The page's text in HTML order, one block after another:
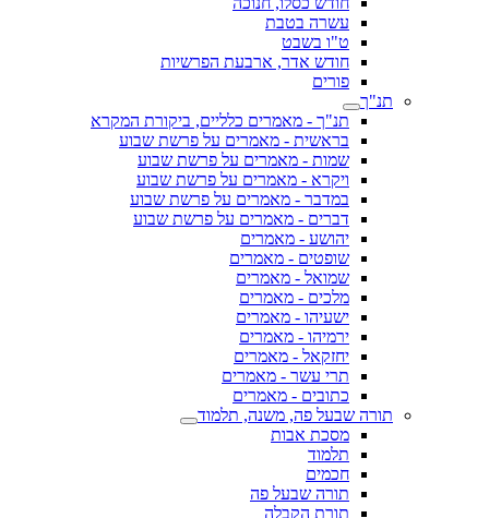
עשרה בטבת
ט"ו בשבט
חודש אדר, ארבעת הפרשיות
פורים
תנ"ך
תנ"ך - מאמרים כלליים, ביקורת המקרא
בראשית - מאמרים על פרשת שבוע
שמות - מאמרים על פרשת שבוע
ויקרא - מאמרים על פרשת שבוע
במדבר - מאמרים על פרשת שבוע
דברים - מאמרים על פרשת שבוע
יהושע - מאמרים
שופטים - מאמרים
שמואל - מאמרים
מלכים - מאמרים
ישעיהו - מאמרים
ירמיהו - מאמרים
יחזקאל - מאמרים
תרי עשר - מאמרים
כתובים - מאמרים
תורה שבעל פה, משנה, תלמוד
מסכת אבות
תלמוד
חכמים
תורה שבעל פה
תורת הקבלה